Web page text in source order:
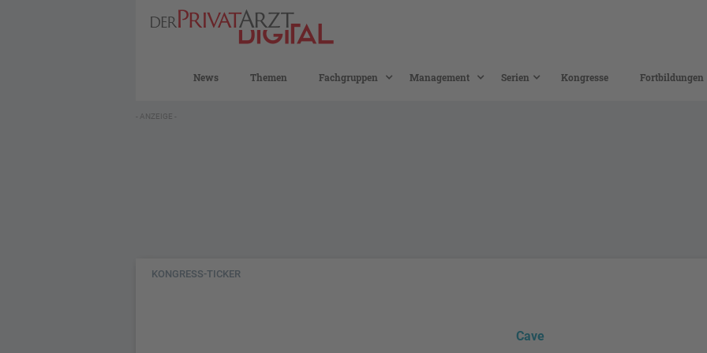
News Themen Fachgruppen Management Serien Kongresse Fortbildungen
- ANZEIGE -
KONGRESS-TICKER
Cave